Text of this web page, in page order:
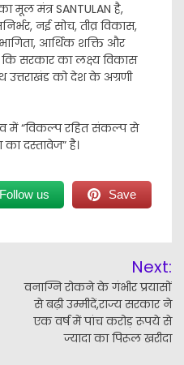
मूल मंत्र SANTULAN है,
नई सोच, तीव्र विकास,
आर्थिक शक्ति और
कि सरकार का लक्ष्य विकास
को देश के अग्रणी
में “विकल्प रहित संकल्प से
का दस्तावेज” है।
Follow us Save
Next:
वनाग्नि रोकने के गंभीर प्रयासों
से बढ़ी उम्मीदें,राज्य सरकार ने
एक वर्ष में पांच करोड़ रूपये से
ज्यादा का पिरूल खरीदा